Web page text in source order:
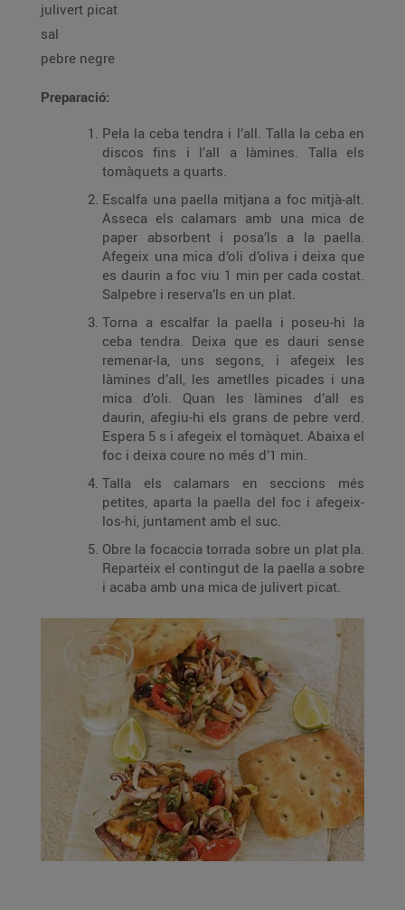
julivert picat
sal
pebre negre
Preparació:
Pela la ceba tendra i l’all. Talla la ceba en
discos fins i l’all a làmines. Talla els
tomàquets a quarts.
Escalfa una paella mitjana a foc mitjà-alt.
Asseca els calamars amb una mica de
paper absorbent i posa’ls a la paella.
Afegeix una mica d’oli d’oliva i deixa que
es daurin a foc viu 1 min per cada costat.
Salpebre i reserva’ls en un plat.
Torna a escalfar la paella i poseu-hi la
ceba tendra. Deixa que es dauri sense
remenar-la, uns segons, i afegeix les
làmines d’all, les ametlles picades i una
mica d’oli. Quan les làmines d’all es
daurin, afegiu-hi els grans de pebre verd.
Espera 5 s i afegeix el tomàquet. Abaixa el
foc i deixa coure no més d’1 min.
Talla els calamars en seccions més
petites, aparta la paella del foc i afegeix-
los-hi, juntament amb el suc.
Obre la focaccia torrada sobre un plat pla.
Reparteix el contingut de la paella a sobre
i acaba amb una mica de julivert picat.